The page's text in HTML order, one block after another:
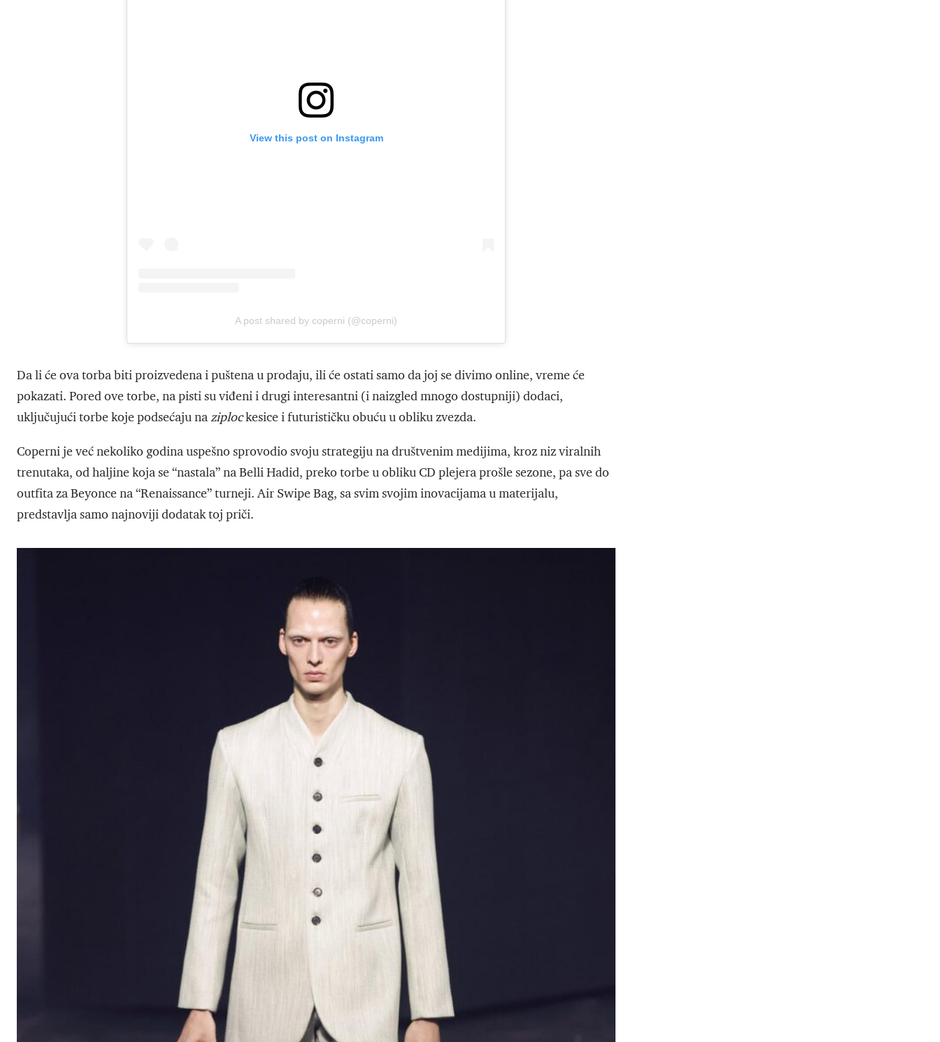
View this post on Instagram
A post shared by coperni (@coperni)
Da li će ova torba biti proizvedena i puštena u prodaju, ili će ostati samo da joj se divimo online, vreme će
pokazati. Pored ove torbe, na pisti su viđeni i drugi interesantni (i naizgled mnogo dostupniji) dodaci,
uključujući torbe koje podsećaju na ziplockesice i futurističku obuću u obliku zvezda.
Coperni je već nekoliko godina uspešno sprovodio svoju strategiju na društvenim medijima, kroz niz viralnih
trenutaka, od haljine koja se “nastala” na Belli Hadid, preko torbe u obliku CD plejera prošle sezone, pa sve do
outfita za Beyonce na “Renaissance” turneji. Air Swipe Bag, sa svim svojim inovacijama u materijalu,
predstavlja samo najnoviji dodatak toj priči.